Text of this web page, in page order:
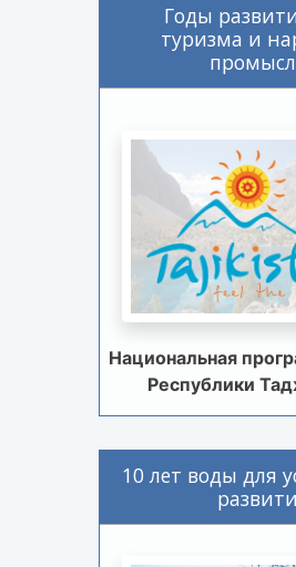
Годы
туризма и
Национальная
Республики
10 лет воды для